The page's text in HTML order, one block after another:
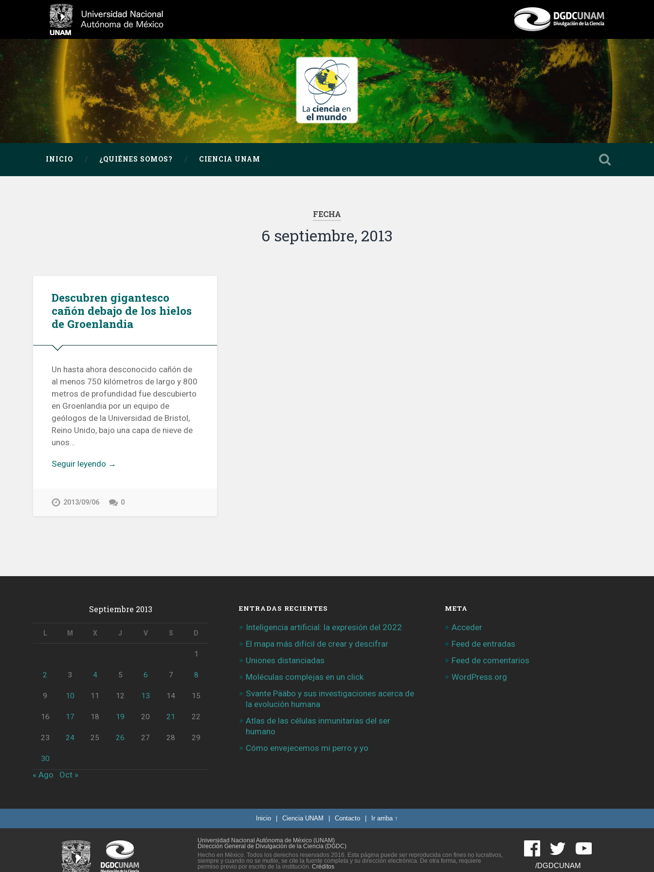
INICIO ¿QUIÉNES SOMOS? CIENCIA UNAM
FECHA
6 septiembre, 2013
Descubren gigantesco
cañón debajo de los hielos
de Groenlandia
Un hasta ahora desconocido cañón de
al menos 750 kilómetros de largo y 800
metros de profundidad fue descubierto
en Groenlandia por un equipo de
geólogos de la Universidad de Bristol,
Reino Unido, bajo una capa de nieve de
unos…
Seguir leyendo →
2013/09/06 0
Septiembre 2013
L M X J V S D
1
2 3 4 5 6 7 8
9 10 11 12 13 14 15
16 17 18 19 20 21 22
23 24 25 26 27 28 29
30
« Ago Oct »
ENTRADAS RECIENTES
Inteligencia artificial: la expresión del 2022
El mapa más difícil de crear y descifrar
Uniones distanciadas
Moléculas complejas en un click
Svante Pääbo y sus investigaciones acerca de
la evolución humana
Atlas de las células inmunitarias del ser
humano
Cómo envejecemos mi perro y yo
META
Acceder
Feed de entradas
Feed de comentarios
WordPress.org
Inicio Ciencia UNAM Contacto Ir arriba ↑
Universidad Nacional Autónoma de México (UNAM)
Dirección General de Divulgación de la Ciencia (DGDC)
Hecho en México. Todos los derechos reservados 2016. Esta página puede ser reproducida con fines no lucrativos,
siempre y cuando no se mutile, se cite la fuente completa y su dirección electrónica. De otra forma, requiere
permiso previo por escrito de la institución. Créditos /DGDCUNAM